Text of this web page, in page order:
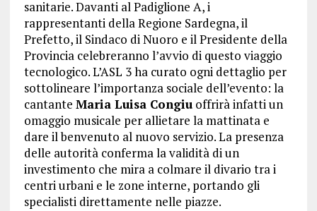
sanitarie. Davanti al Padiglione A, i
rappresentanti della Regione Sardegna, il
Prefetto, il Sindaco di Nuoro e il Presidente della
Provincia celebreranno l’avvio di questo viaggio
tecnologico. L’ASL 3 ha curato ogni dettaglio per
sottolineare l’importanza sociale dell’evento: la
cantante Maria Luisa Congiuoffrirà infatti un
omaggio musicale per allietare la mattinata e
dare il benvenuto al nuovo servizio. La presenza
delle autorità conferma la validità di un
investimento che mira a colmare il divario tra i
centri urbani e le zone interne, portando gli
specialisti direttamente nelle piazze.